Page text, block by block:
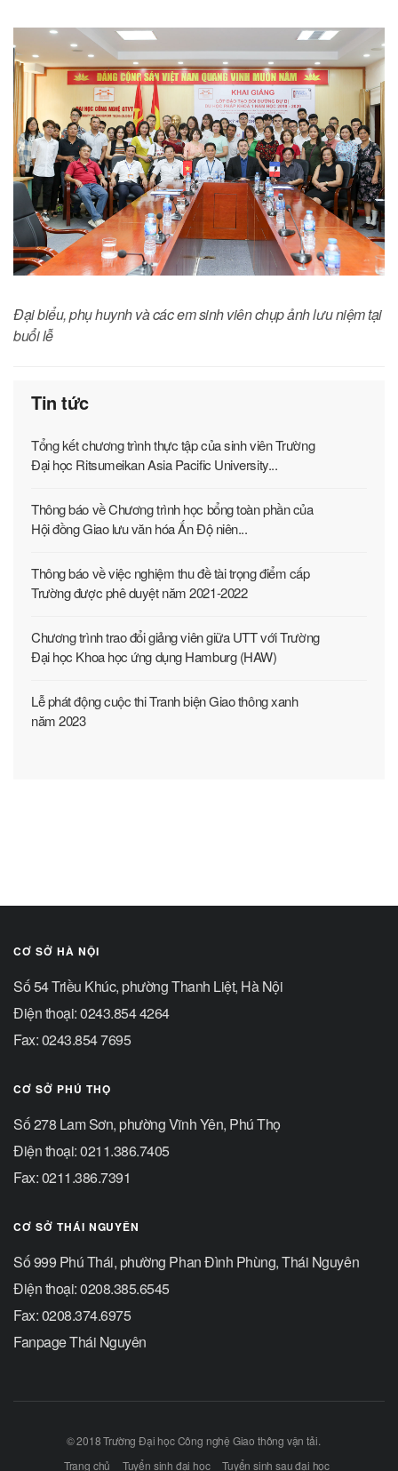
Đại biểu, phụ huynh và các em sinh viên chụp ảnh lưu niệm tại
buổi lễ
Tin tức
Tổng kết chương trình thực tập của sinh viên Trường
Đại học Ritsumeikan Asia Pacific University...
Thông báo về Chương trình học bổng toàn phần của
Hội đồng Giao lưu văn hóa Ấn Độ niên...
Thông báo về việc nghiệm thu đề tài trọng điểm cấp
Trường được phê duyệt năm 2021-2022
Chương trình trao đổi giảng viên giữa UTT với Trường
Đại học Khoa học ứng dụng Hamburg (HAW)
Lễ phát động cuộc thi Tranh biện Giao thông xanh
năm 2023
CƠ SỞ HÀ NỘI
Số 54 Triều Khúc, phường Thanh Liệt, Hà Nội
Điện thoại: 0243.854 4264
Fax: 0243.854 7695
CƠ SỞ PHÚ THỌ
Số 278 Lam Sơn, phường Vĩnh Yên, Phú Thọ
Điện thoại: 0211.386.7405
Fax: 0211.386.7391
CƠ SỞ THÁI NGUYÊN
Số 999 Phú Thái, phường Phan Đình Phùng, Thái Nguyên
Điện thoại: 0208.385.6545
Fax: 0208.374.6975
Fanpage Thái Nguyên
© 2018 Trường Đại học Công nghệ Giao thông vận tải.
Trang chủ
Tuyển sinh đại học Tuyển sinh sau đại học